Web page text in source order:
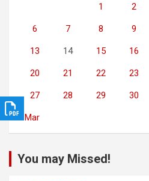
1 2
6 7 8 9
13 14 15 16
20 21 22 23
27 28 29 30
« Mar
You may Missed!